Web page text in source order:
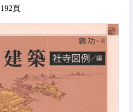
頁